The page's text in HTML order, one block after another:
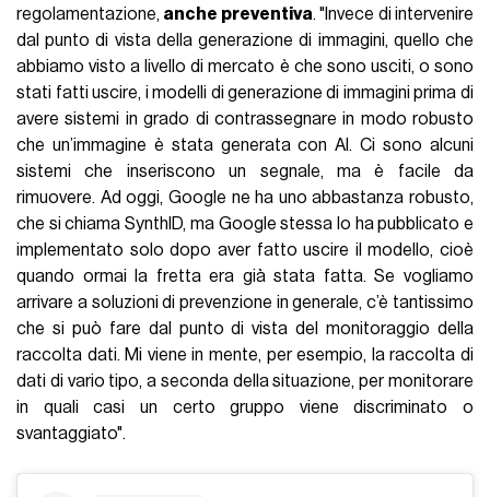
regolamentazione, anche preventiva. "Invece di intervenire
dal punto di vista della generazione di immagini, quello che
abbiamo visto a livello di mercato è che sono usciti, o sono
stati fatti uscire, i modelli di generazione di immagini prima di
avere sistemi in grado di contrassegnare in modo robusto
che un’immagine è stata generata con AI. Ci sono alcuni
sistemi che inseriscono un segnale, ma è facile da
rimuovere. Ad oggi, Google ne ha uno abbastanza robusto,
che si chiama SynthID, ma Google stessa lo ha pubblicato e
implementato solo dopo aver fatto uscire il modello, cioè
quando ormai la fretta era già stata fatta. Se vogliamo
arrivare a soluzioni di prevenzione in generale, c’è tantissimo
che si può fare dal punto di vista del monitoraggio della
raccolta dati. Mi viene in mente, per esempio, la raccolta di
dati di vario tipo, a seconda della situazione, per monitorare
in quali casi un certo gruppo viene discriminato o
svantaggiato".